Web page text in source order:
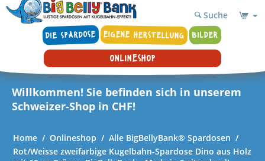
DIE SPARDOSE EIGENE HERSTELLUNG BILDER
Suche
ONLINESHOP
Willkommen! Sie befinden sich in unserem
Schweizer-Shop in CHF!
Home / Onlineshop / Alle BigBellyBank® Spardosen /
Rot/Weisse zweifarbige Kugelbahn-Spardose Dino aus Holz